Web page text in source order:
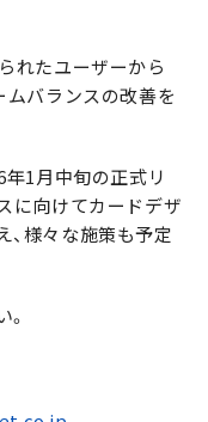
れたユーザーから
ムバランスの改善を
年1月中旬の正式リ
に向けてカードデザ
様々な施策も予定